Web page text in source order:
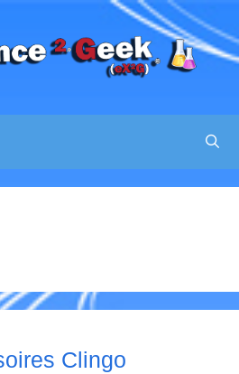
Clingo